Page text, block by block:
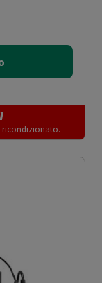
ricondizionato.